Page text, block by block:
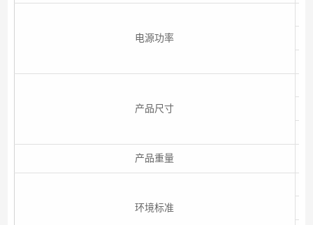
电源功率
产品尺寸
产品重量
环境标准